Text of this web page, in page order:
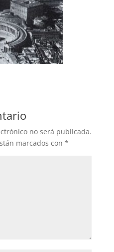
no será publicada.
marcados con *